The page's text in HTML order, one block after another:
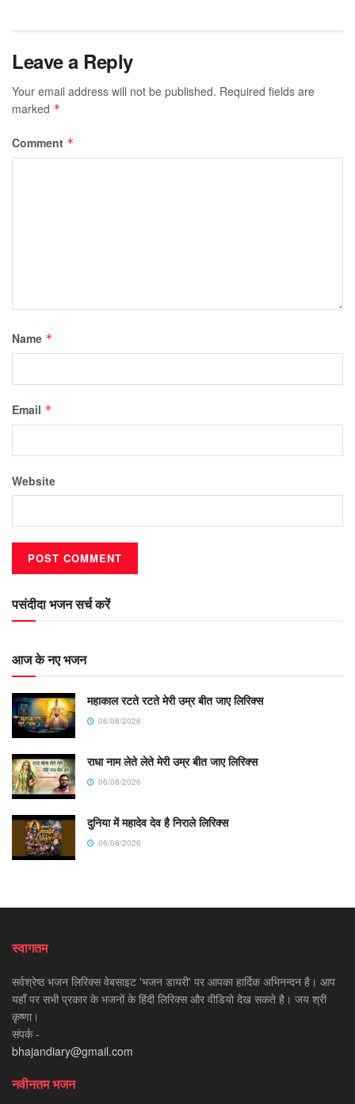
Leave a Reply
Your email address will not be published. Required fields are
marked *
Comment *
Name *
Email *
Website
पसंदीदा भजन सर्च करें
आज के नए भजन
महाकाल रटते रटते मेरी उम्र बीत जाए लिरिक्स
06/08/2026
राधा नाम लेते लेते मेरी उम्र बीत जाए लिरिक्स
06/08/2026
दुनिया में महादेव देव है निराले लिरिक्स
06/08/2026
स्वागतम
सर्वश्रेष्ठ भजन लिरिक्स वेबसाइट 'भजन डायरी' पर आपका हार्दिक अभिनन्दन है। आप
यहाँ पर सभी प्रकार के भजनों के हिंदी लिरिक्स और वीडियो देख सकते है। जय श्री
कृष्णा।
संपर्क -
bhajandiary@gmail.com
नवीनतम भजन